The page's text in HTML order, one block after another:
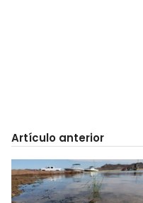
Artículo anterior